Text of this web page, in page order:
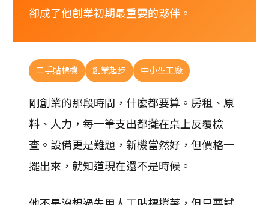
卻成了他創業初期最重要的夥伴。
二手貼標機 創業起步 中小型工廠
剛創業的那段時間，什麼都要算。房租、原
料、人力，每一筆支出都攤在桌上反覆檢
查。設備更是難題，新機當然好，但價格一
擺出來，就知道現在還不是時候。